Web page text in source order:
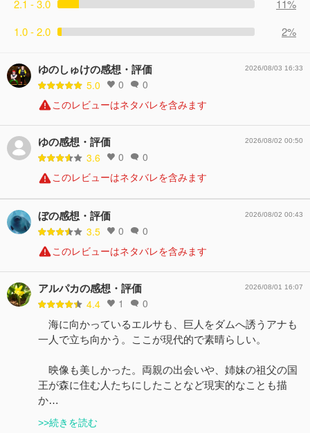
2.1 - 3.0
11%
1.0 - 2.0
2%
ゆのしゅけの感想・評価
5.0 0 0
2026/08/03 16:33
このレビューはネタバレを含みます
ゆの感想・評価
3.6 0 0
2026/08/02 00:50
このレビューはネタバレを含みます
ぼの感想・評価
3.5 0 0
2026/08/02 00:43
このレビューはネタバレを含みます
アルパカの感想・評価
4.4 1 0
2026/08/01 16:07
海に向かっているエルサも、巨人をダムへ誘うアナも
一人で立ち向かう。ここが現代的で素晴らしい。
映像も美しかった。両親の出会いや、姉妹の祖父の国
王が森に住む人たちにしたことなど現実的なことも描
か…
>>続きを読む